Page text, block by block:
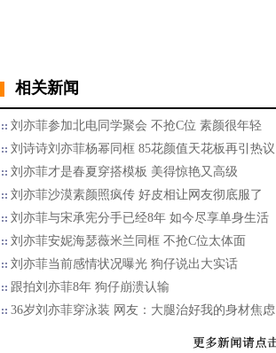
相关新闻
刘亦菲参加北电同学聚会 不抢C位 素颜很年轻
刘诗诗刘亦菲杨幂同框 85花颜值天花板再引热议
刘亦菲才是春夏穿搭模板 美得惊艳又高级
刘亦菲沙漠素颜照疯传 好皮相让网友彻底服了
刘亦菲与宋承宪分手已经8年 如今尽享单身生活
刘亦菲安妮海瑟薇米兰同框 不抢C位太体面
刘亦菲当前感情状况曝光 狗仔说出大实话
跟拍刘亦菲8年 狗仔崩溃认输
36岁刘亦菲穿泳装 网友：大腿治好我的身材焦虑